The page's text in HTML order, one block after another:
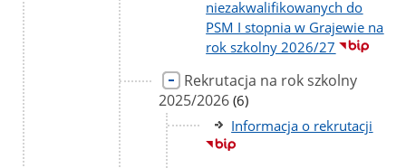
niezakwalifikowanych do
PSM I stopnia w Grajewie na
rok szkolny 2026/27
Rekrutacja na rok szkolny
2025/2026 liczba
podstron
(6)
Informacja o rekrutacji